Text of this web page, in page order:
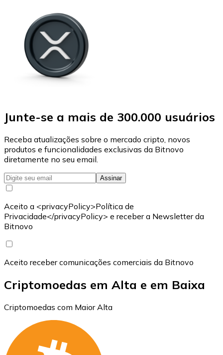
Junte-se a mais de 300.000 usuários
Receba atualizações sobre o mercado cripto, novos
produtos e funcionalidades exclusivas da Bitnovo
diretamente no seu email.
Assinar
Aceito a <privacyPolicy>Política de
Privacidade</privacyPolicy> e receber a Newsletter da
Bitnovo
Aceito receber comunicações comerciais da Bitnovo
Criptomoedas em Alta e em Baixa
Criptomoedas com Maior Alta